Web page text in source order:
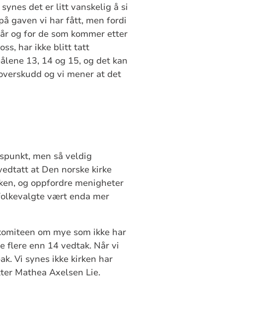
det er litt vanskelig å si
gaven vi har fått, men fordi
og for de som kommer etter
har ikke blitt tatt
13, 14 og 15, og det kan
og vi mener at det
men så veldig
at Den norske kirke
og oppfordre menigheter
vært enda mer
om mye som ikke har
flere enn 14 vedtak. Når vi
Vi synes ikke kirken har
Mathea Axelsen Lie.